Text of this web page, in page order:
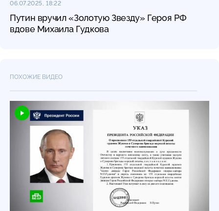
06.07.2025, 18:22
Путин вручил «Золотую Звезду» Героя РФ
вдове Михаила Гудкова
ПОХОЖИЕ ВИДЕО